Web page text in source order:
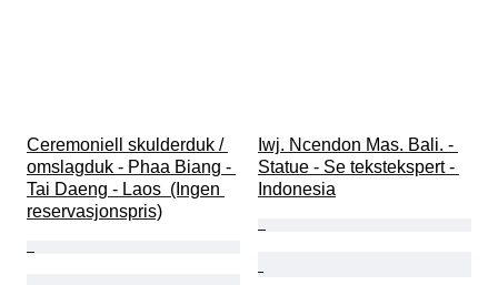
Ceremoniell skulderduk /
omslagduk - Phaa Biang -
Tai Daeng - Laos  (Ingen
reservasjonspris)
Iwj. Ncendon Mas. Bali. -
Statue - Se tekstekspert -
Indonesia